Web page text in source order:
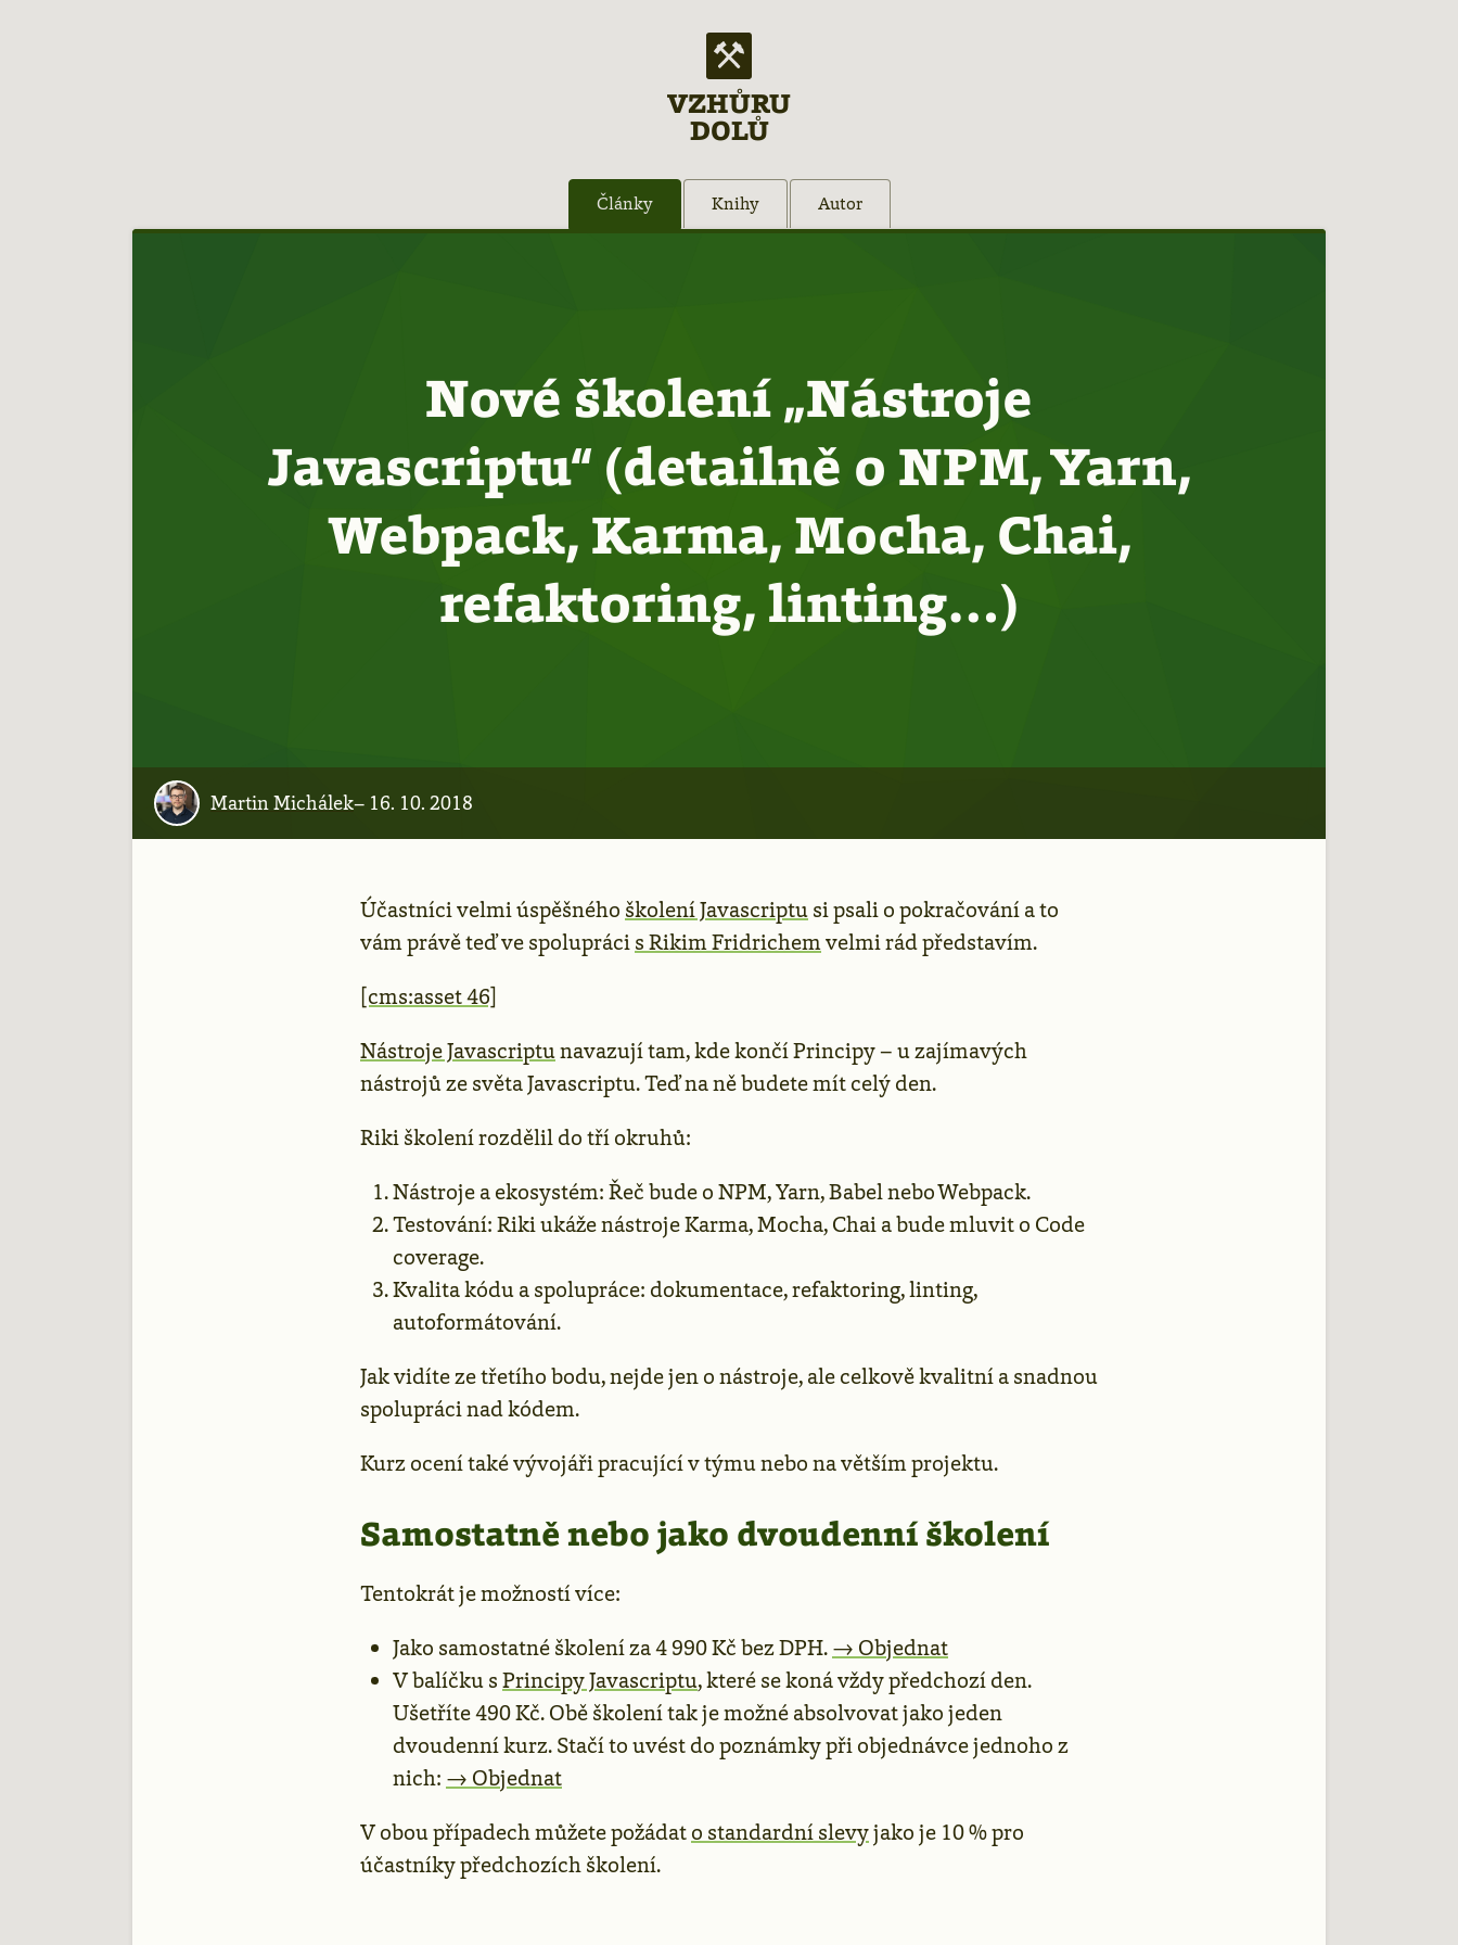
VZHŮRU
DOLŮ
Články Knihy Autor
Nové školení „Nástroje
Javascriptu“ (detailně o NPM, Yarn,
Webpack, Karma, Mocha, Chai,
refaktoring, linting…)
Martin Michálek– 16. 10. 2018
Účastníci velmi úspěšného školení Javascriptusi psali o pokračování a to
vám právě teď ve spoluprácis Rikim Fridrichemvelmi rád představím.
[cms:asset 46]
Nástroje Javascriptunavazují tam, kde končí Principy – u zajímavých
nástrojů ze světa Javascriptu. Teď na ně budete mít celý den.
Riki školení rozdělil do tří okruhů:
Nástroje a ekosystém: Řeč bude o NPM, Yarn, Babel nebo Webpack.
Testování: Riki ukáže nástroje Karma, Mocha, Chai a bude mluvit o Code
coverage.
Kvalita kódu a spolupráce: dokumentace, refaktoring, linting,
autoformátování.
Jak vidíte ze třetího bodu, nejde jen o nástroje, ale celkově kvalitní a snadnou
spolupráci nad kódem.
Kurz ocení také vývojáři pracující v týmu nebo na větším projektu.
Samostatně nebo jako dvoudenní školení
Tentokrát je možností více:
Jako samostatné školení za 4 990 Kč bez DPH.→ Objednat
V balíčku sPrincipy Javascriptu, které se koná vždy předchozí den.
Ušetříte 490 Kč. Obě školení tak je možné absolvovat jako jeden
dvoudenní kurz. Stačí to uvést do poznámky při objednávce jednoho z
nich: → Objednat
V obou případech můžete požádato standardní slevyjako je 10 % pro
účastníky předchozích školení.